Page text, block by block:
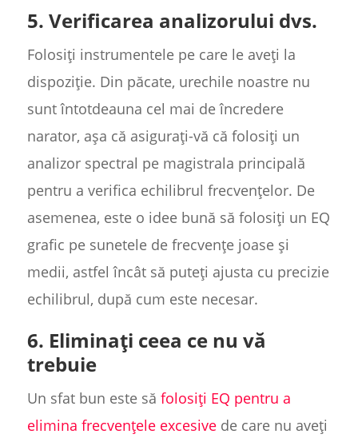
5. Verificarea analizorului dvs.
Folosiți instrumentele pe care le aveți la
dispoziție. Din păcate, urechile noastre nu
sunt întotdeauna cel mai de încredere
narator, așa că asigurați-vă că folosiți un
analizor spectral pe magistrala principală
pentru a verifica echilibrul frecvențelor. De
asemenea, este o idee bună să folosiți un EQ
grafic pe sunetele de frecvențe joase și
medii, astfel încât să puteți ajusta cu precizie
echilibrul, după cum este necesar.
6. Eliminați ceea ce nu vă
trebuie
Un sfat bun este să folosiți EQ pentru a
elimina frecvențele excesivede care nu aveți